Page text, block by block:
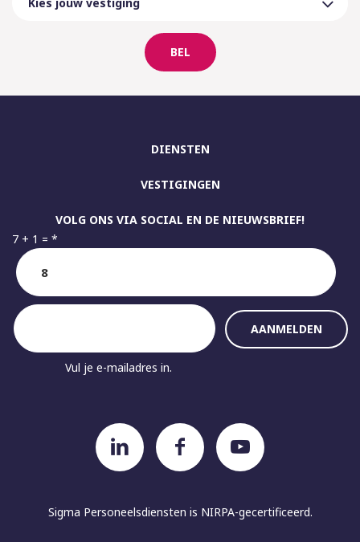
BEL
VOLG ONS VIA SOCIAL EN DE NIEUWSBRIEF!
7 + 1 = *
Vul je e-mailadres in.
Sigma Personeelsdiensten is NIRPA-gecertificeerd.
DIENSTEN
VESTIGINGEN